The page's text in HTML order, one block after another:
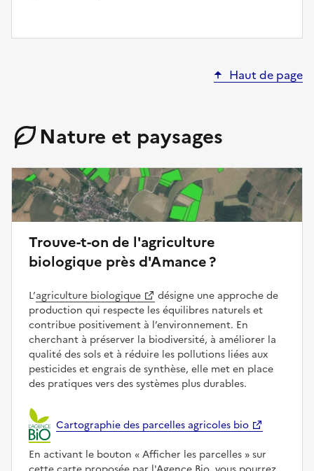
Haut de page
Nature et paysages
Trouve-t-on de l'agriculture
biologique près d'Amance ?
L’agriculture biologique
désigne une approche de
production qui respecte les équilibres naturels et
contribue positivement à l’environnement. En
cherchant à préserver la biodiversité, à améliorer la
qualité des sols et à réduire les pollutions liées aux
pesticides et engrais de synthèse, elle met en place
des pratiques vers des systèmes plus durables.
Cartographie des parcelles agricoles bio
En activant le bouton Afficher les parcelles
sur